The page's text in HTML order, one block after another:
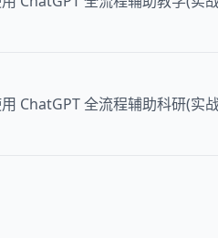
ChatGPT 全流程辅助科研(实